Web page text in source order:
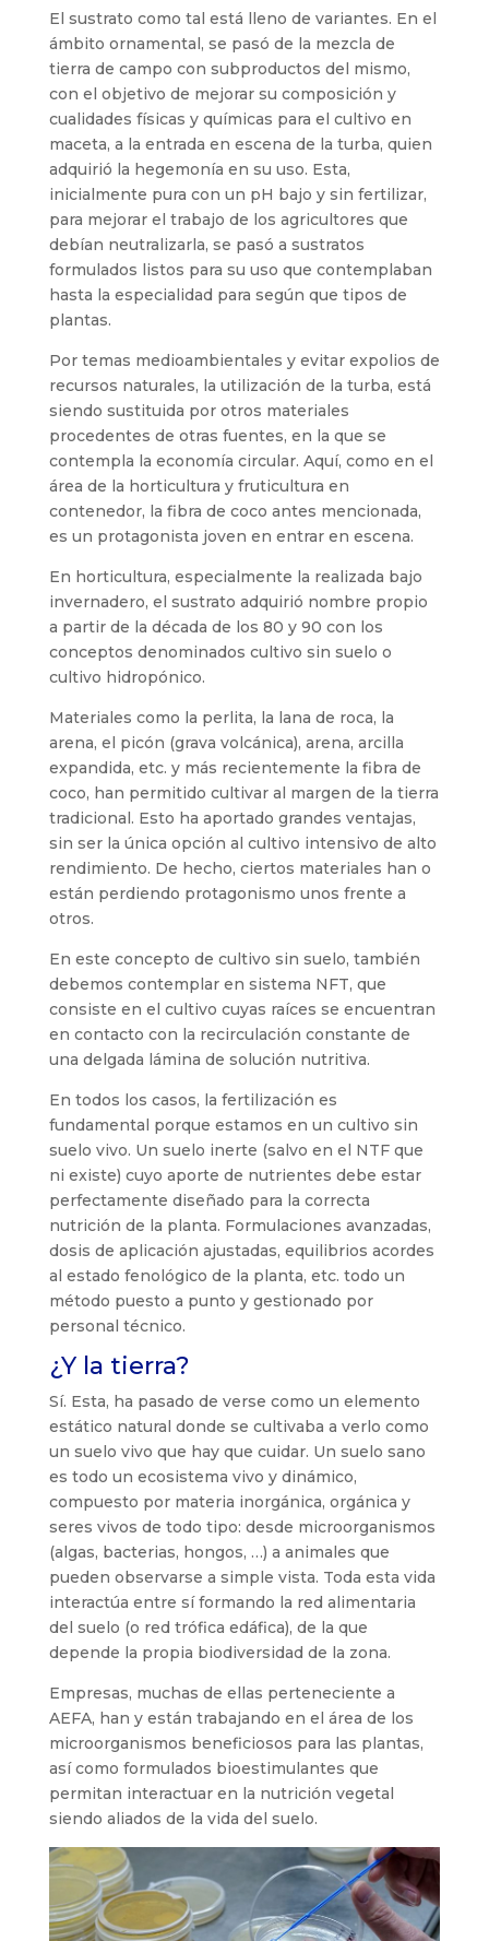
El sustrato como tal está lleno de variantes. En el
ámbito ornamental, se pasó de la mezcla de
tierra de campo con subproductos del mismo,
con el objetivo de mejorar su composición y
cualidades físicas y químicas para el cultivo en
maceta, a la entrada en escena de la turba, quien
adquirió la hegemonía en su uso. Esta,
inicialmente pura con un pH bajo y sin fertilizar,
para mejorar el trabajo de los agricultores que
debían neutralizarla, se pasó a sustratos
formulados listos para su uso que contemplaban
hasta la especialidad para según que tipos de
plantas.
Por temas medioambientales y evitar expolios de
recursos naturales, la utilización de la turba, está
siendo sustituida por otros materiales
procedentes de otras fuentes, en la que se
contempla la economía circular. Aquí, como en el
área de la horticultura y fruticultura en
contenedor, la fibra de coco antes mencionada,
es un protagonista joven en entrar en escena.
En horticultura, especialmente la realizada bajo
invernadero, el sustrato adquirió nombre propio
a partir de la década de los 80 y 90 con los
conceptos denominados cultivo sin suelo o
cultivo hidropónico.
Materiales como la perlita, la lana de roca, la
arena, el picón (grava volcánica), arena, arcilla
expandida, etc. y más recientemente la fibra de
coco, han permitido cultivar al margen de la tierra
tradicional. Esto ha aportado grandes ventajas,
sin ser la única opción al cultivo intensivo de alto
rendimiento. De hecho, ciertos materiales han o
están perdiendo protagonismo unos frente a
otros.
En este concepto de cultivo sin suelo, también
debemos contemplar en sistema NFT, que
consiste en el cultivo cuyas raíces se encuentran
en contacto con la recirculación constante de
una delgada lámina de solución nutritiva.
En todos los casos, la fertilización es
fundamental porque estamos en un cultivo sin
suelo vivo. Un suelo inerte (salvo en el NTF que
ni existe) cuyo aporte de nutrientes debe estar
perfectamente diseñado para la correcta
nutrición de la planta. Formulaciones avanzadas,
dosis de aplicación ajustadas, equilibrios acordes
al estado fenológico de la planta, etc. todo un
método puesto a punto y gestionado por
personal técnico.
¿Y la tierra?
Sí. Esta, ha pasado de verse como un elemento
estático natural donde se cultivaba a verlo como
un suelo vivo que hay que cuidar. Un suelo sano
es todo un ecosistema vivo y dinámico,
compuesto por materia inorgánica, orgánica y
seres vivos de todo tipo: desde microorganismos
(algas, bacterias, hongos, …) a animales que
pueden observarse a simple vista. Toda esta vida
interactúa entre sí formando la red alimentaria
del suelo (o red trófica edáfica), de la que
depende la propia biodiversidad de la zona.
Empresas, muchas de ellas perteneciente a
AEFA, han y están trabajando en el área de los
microorganismos beneficiosos para las plantas,
así como formulados bioestimulantes que
permitan interactuar en la nutrición vegetal
siendo aliados de la vida del suelo.